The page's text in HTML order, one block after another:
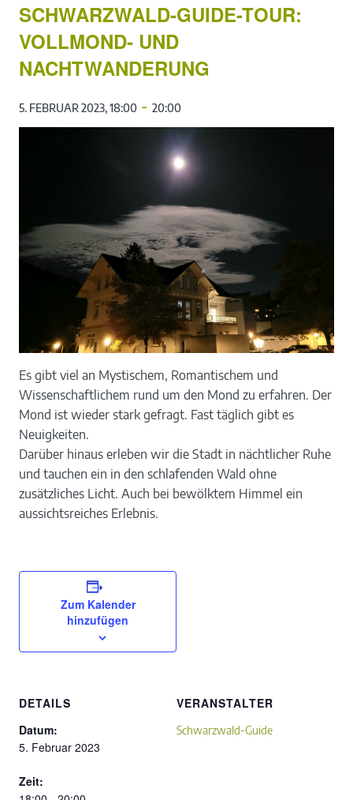
SCHWARZWALD-GUIDE-TOUR:
VOLLMOND- UND
NACHTWANDERUNG
5. FEBRUAR 2023, 18:00 - 20:00
Es gibt viel an Mystischem, Romantischem und
Wissenschaftlichem rund um den Mond zu erfahren. Der
Mond ist wieder stark gefragt. Fast täglich gibt es
Neuigkeiten.
Darüber hinaus erleben wir die Stadt in nächtlicher Ruhe
und tauchen ein in den schlafenden Wald ohne
zusätzliches Licht. Auch bei bewölktem Himmel ein
aussichtsreiches Erlebnis.
Zum Kalender
hinzufügen
DETAILS
Datum:
5. Februar 2023
Zeit:
VERANSTALTER
Schwarzwald-Guide